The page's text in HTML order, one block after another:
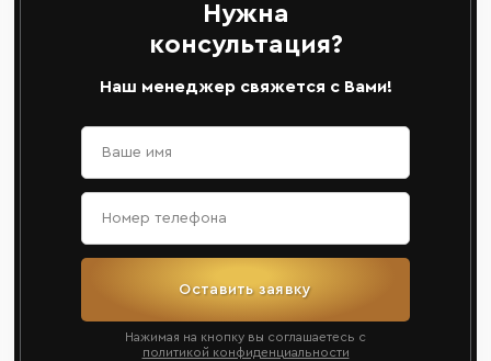
Нужна
консультация?
Наш менеджер свяжется с Вами!
Оставить заявку
Нажимая на кнопку вы соглашаетесь с
политикой конфиденциальности